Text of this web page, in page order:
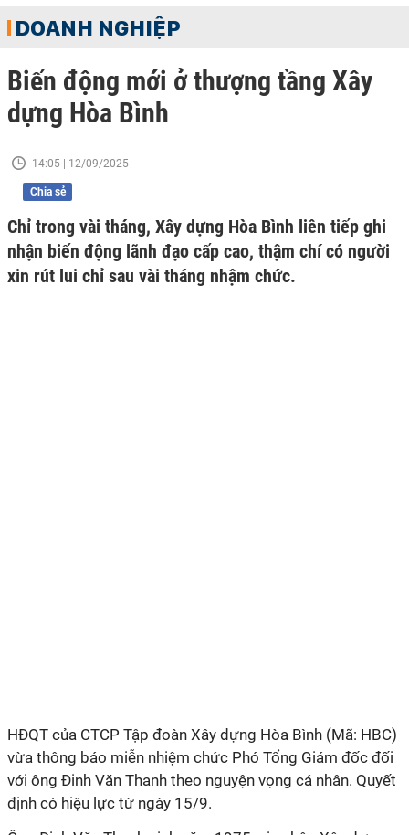
DOANH NGHIỆP
Biến động mới ở thượng tầng Xây
dựng Hòa Bình
14:05 | 12/09/2025
Chia sẻ
Chỉ trong vài tháng, Xây dựng Hòa Bình liên tiếp ghi
nhận biến động lãnh đạo cấp cao, thậm chí có người
xin rút lui chỉ sau vài tháng nhậm chức.
HĐQT của CTCP Tập đoàn Xây dựng Hòa Bình (Mã: HBC)
vừa thông báo miễn nhiệm chức Phó Tổng Giám đốc đối
với ông Đinh Văn Thanh theo nguyện vọng cá nhân. Quyết
định có hiệu lực từ ngày 15/9.